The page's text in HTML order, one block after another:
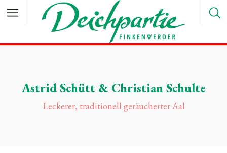
Astrid Schütt & Christian Schulte
Leckerer, traditionell geräucherter Aal